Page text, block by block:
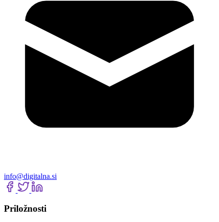
info@digitalna.si
Priložnosti